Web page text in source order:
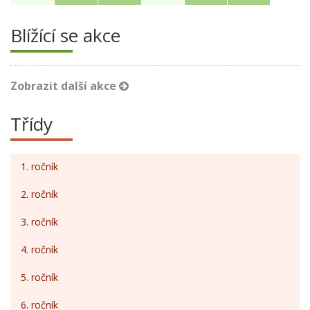
Blížící se akce
Zobrazit další akce
Třídy
1. ročník
2. ročník
3. ročník
4. ročník
5. ročník
6. ročník